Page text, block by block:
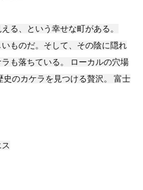
る、という幸せな町がある。
ものだ。そして、その陰に隠れ
も落ちている。 ローカルの穴場
のカケラを見つける贅沢。 富士